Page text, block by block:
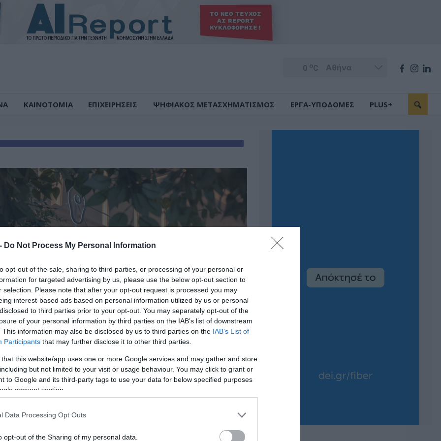
Do Not Process My Personal Information
opt-out of the sale, sharing to third parties, or processing of your personal or
for targeted advertising by us, please use the below opt-out section to
selection. Please note that after your opt-out request is processed you may
interest-based ads based on personal information utilized by us or personal
to third parties prior to your opt-out. You may separately opt-out of the
of your personal information by third parties on the IAB’s list of downstream
This information may also be disclosed by us to third parties on the IAB’s List of
Participants that may further disclose it to other third parties.
that this website/app uses one or more Google services and may gather and store
but not limited to your visit or usage behaviour. You may click to grant or
to Google and its third-party tags to use your data for below specified purposes
consent section.
Data Processing Opt Outs
opt-out of the Sharing of my personal data.
0 oC
ΚΑΙΝΟΤΟΜΙΑ ΕΠΙΧΕΙΡΗΣΕΙΣ ΨΗΦΙΑΚΟΣ ΜΕΤΑΣΧΗΜΑΤΙΣΜΟΣ ΕΡΓΑ-ΥΠΟΔΟΜΕΣ PLUS+